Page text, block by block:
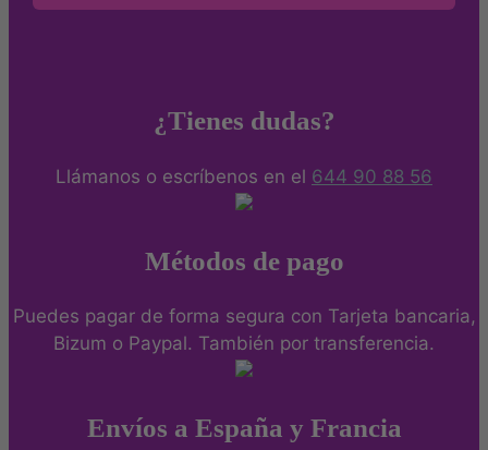
¿Tienes dudas?
Llámanos o escríbenos en el 644 90 88 56
Métodos de pago
Puedes pagar de forma segura con Tarjeta bancaria,
Bizum o Paypal. También por transferencia.
Envíos a España y Francia